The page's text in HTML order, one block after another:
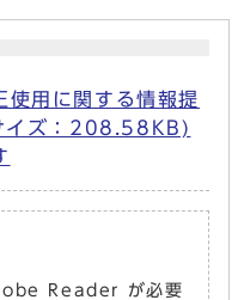
使用に関する情報提
イズ：208.58KB)
Reader が必要